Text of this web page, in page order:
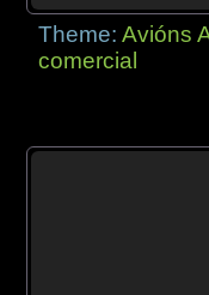
Theme:Avións
comercial